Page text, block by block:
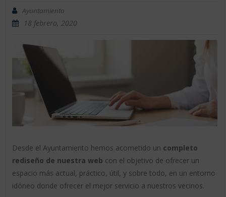
Ayuntamiento
18 febrero, 2020
Desde el Ayuntamiento hemos acometido un completo
rediseño de nuestra web con el objetivo de ofrecer un
espacio más actual, práctico, útil, y sobre todo, en un entorno
idóneo donde ofrecer el mejor servicio a nuestros vecinos.